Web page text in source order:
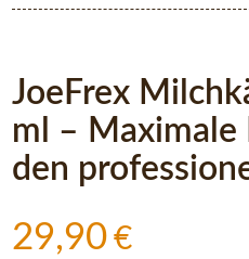
JoeFrex
ml –
den
29,90€